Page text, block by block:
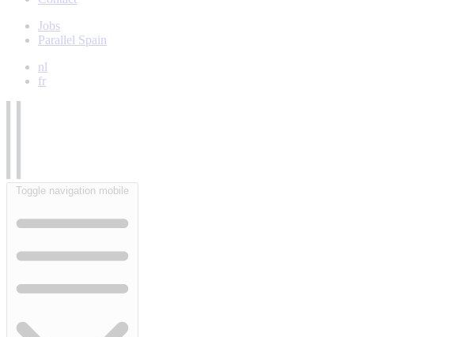
Jobs
Parallel Spain
nl
fr
Toggle navigation mobile